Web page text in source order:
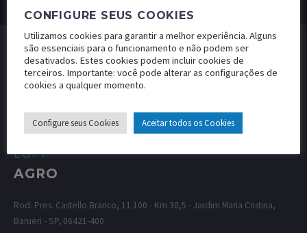
LUFT
AGRO
Rod. Pres. Castello Branco, 11.100 - Km 30,5 - Jardim Maria Cristina,
Barueri - SP, 06421-400
CONFIGURE SEUS COOKIES
Utilizamos cookies para garantir a melhor experiência. Alguns
são essenciais para o funcionamento e não podem ser
desativados. Estes cookies podem incluir cookies de
terceiros. Importante: você pode alterar as configurações de
cookies a qualquer momento.
Configure seus Cookies Aceitar todos os Cookies